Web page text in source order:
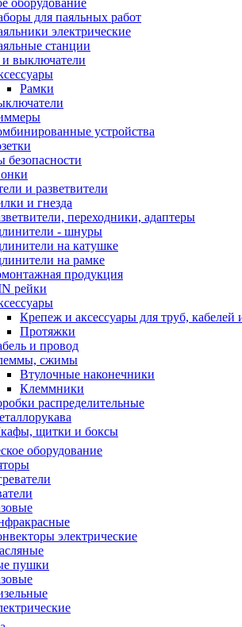
оборудование
для паяльных работ
электрические
станции
и выключатели
Рамки
устройства
безопасности
и разветвители
и гнезда
переходники, адаптеры
- шнуры
на катушке
на рамке
продукция
рейки
Крепеж и аксессуары для труб, кабелей
Протяжки
и провод
сжимы
Втулочные наконечники
Клеммники
распределительные
щитки и боксы
оборудование
электрические
пушки